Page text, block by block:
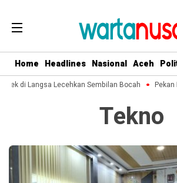
Home Headlines Nasional Aceh
di Langsa Lecehkan Sembilan Bocah Pekan
Tekno